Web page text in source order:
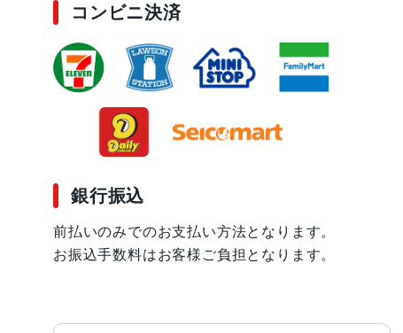
コンビニ決済
銀行振込
前払いのみでのお支払い方法となります。
お振込手数料はお客様ご負担となります。